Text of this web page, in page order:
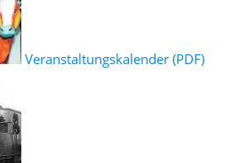
Veranstaltungskalender (PDF)